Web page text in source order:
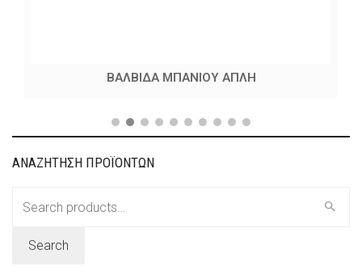
ΒΑΛΒΙΔΑ ΜΠΑΝΙΟΥ ΑΠΛΗ
ΑΝΑΖΗΤΗΣΗ ΠΡΟΪΟΝΤΩΝ
Search